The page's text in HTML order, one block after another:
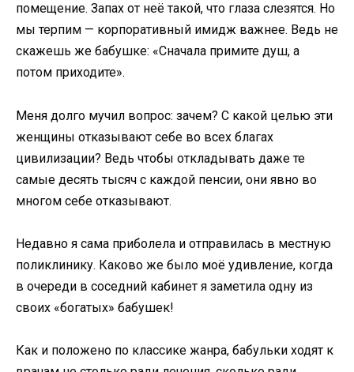
помещение. Запах от неё такой, что глаза слезятся. Но
мы терпим — корпоративный имидж важнее. Ведь не
скажешь же бабушке: «Сначала примите душ, а
потом приходите».
Меня долго мучил вопрос: зачем? С какой целью эти
женщины отказывают себе во всех благах
цивилизации? Ведь чтобы откладывать даже те
самые десять тысяч с каждой пенсии, они явно во
многом себе отказывают.
Недавно я сама приболела и отправилась в местную
поликлинику. Каково же было моё удивление, когда
в очереди в соседний кабинет я заметила одну из
своих «богатых» бабушек!
Как и положено по классике жанра, бабульки ходят к